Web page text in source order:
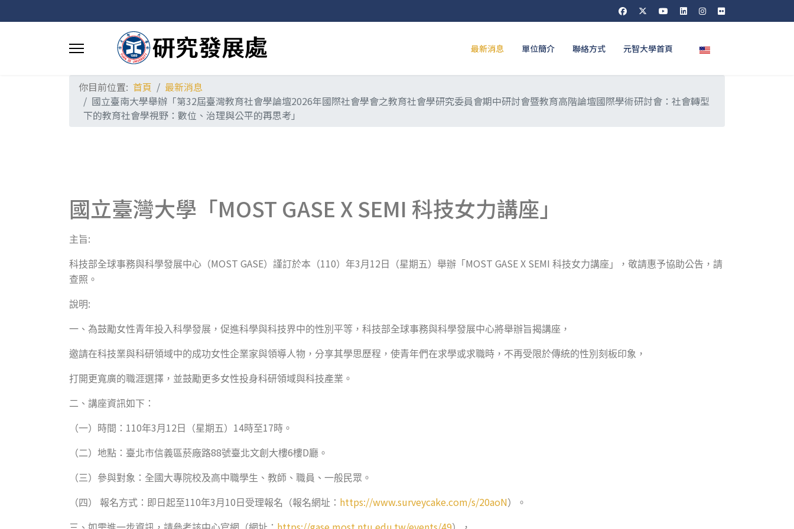
最新消息 單位簡介 聯絡方式 元智大學首頁 選擇你的語言
你目前位置: 首頁
最新消息
國立臺南大學舉辦「第32屆臺灣教育社會學論壇2026年國際社會學會之教育社會學研究委員會期中研討會暨教育高階論壇國際學術研討會：社會轉型
下的教育社會學視野：數位、治理與公平的再思考」
國立臺灣大學「MOST GASE X SEMI 科技女力講座」
主旨:
科技部全球事務與科學發展中心（MOST GASE）謹訂於本（110）年3 月 12 日（星期五）舉辦「 MOST GASE X SEMI 科技女力講座」，敬請惠予協助公告，請
查照。
說明:
一、為鼓勵女性青年投入科學發展，促進科學與科技界中的性別平等，科技部全球事務與科學發展中心將舉辦旨揭講座，
邀請在科技業與科研領域中的成功女性企業家與領導人物，分享其學思歷程，使青年們在求學或求職時，不再受限於傳統的性別刻板印象，
打開更寬廣的職涯選擇，並鼓勵更多女性投身科研領域與科技產業。
二、講座資訊如下：
（一）時間： 110年3 月 12 日（星期五） 14時至17時。
（二）地點：臺北市信義區菸廠路88號臺北文創大樓6樓D廳。
（三）參與對象：全國大專院校及高中職學生、教師、職員、一般民眾。
（四） 報名方式：即日起至110年3 月 10 日受理報名 （報名網址： https://www.surveycake.com/s/20aoN）。